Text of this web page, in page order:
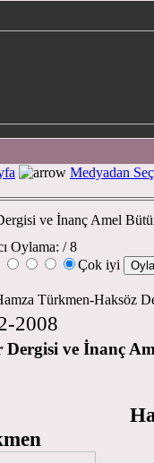
Medyadan
ve İnanç Amel
Oylama: / 8
Çok iyi
Türkmen-Haksöz
2008
ve İnanç